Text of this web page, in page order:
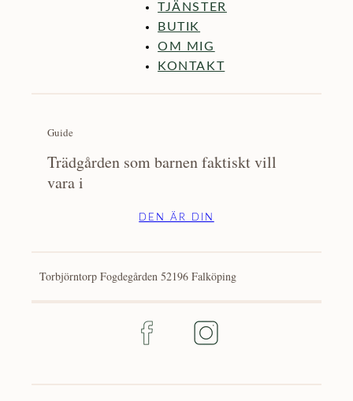
TJÄNSTER
BUTIK
OM MIG
KONTAKT
Guide
Trädgården som barnen faktiskt vill
vara i
DEN ÄR DIN
Torbjörntorp Fogdegården 52196 Falköping